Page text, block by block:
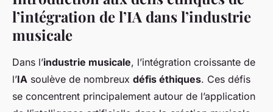
l’intégration de l’IA dans l’industrie
musicale
Dans l’industrie musicale, l’intégration croissante de
l’IA soulève de nombreux défis éthiques. Ces défis
se concentrent principalement autour de l’application